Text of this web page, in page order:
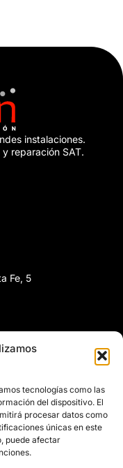
tecnologías como las
del dispositivo. El
procesar datos como
únicas en este
puede afectar
instalaciones.
reparación SAT.
Fe, 5